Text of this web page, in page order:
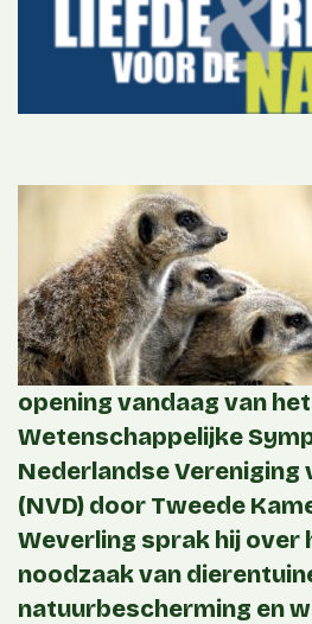
opening vandaag van
Wetenschappelijke
Nederlandse Vereniging
(NVD) door Tweede
Weverling sprak hij over
noodzaak van
natuurbescherming en